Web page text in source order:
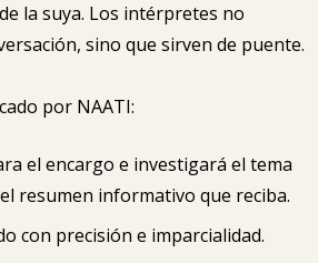
la suya. Los intérpretes no
sino que sirven de puente.
por NAATI:
el encargo e investigará el tema
resumen informativo que reciba.
con precisión e imparcialidad.